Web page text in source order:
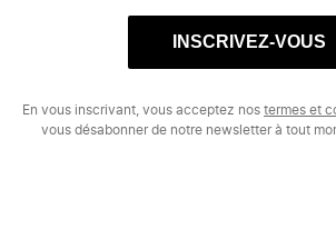
INSCRIVEZ-VOUS
En vous inscrivant, vous acceptez nos termes et
vous désabonner de notre newsletter à tout